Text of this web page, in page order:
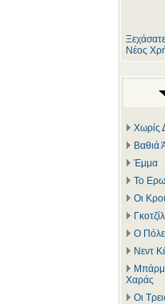
Νέος
Χωρίς
Βαθιά
Έμμα
Το
Οι
Ο
Νεντ
Χαράς
Οι